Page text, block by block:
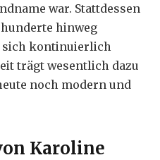
war. Stattdessen
hinweg
sich kontinuierlich
trägt wesentlich dazu
noch modern und
Karoline